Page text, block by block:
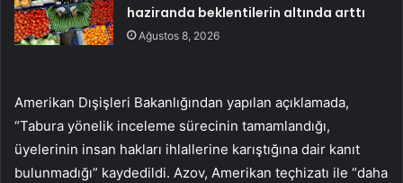
haziranda beklentilerin altında arttı
Ağustos 8, 2026
Amerikan Dışişleri Bakanlığından yapılan açıklamada,
“Tabura yönelik inceleme sürecinin tamamlandığı,
üyelerinin insan hakları ihlallerine karıştığına dair kanıt
bulunmadığı” kaydedildi. Azov, Amerikan teçhizatı ile “daha